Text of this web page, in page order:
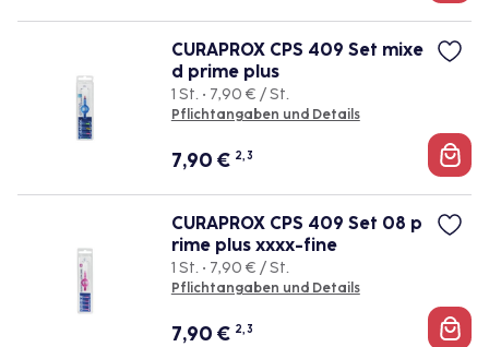
CURAPROX CPS 409 Set mixe
d prime plus
1 St. • 7,90 € / St.
Pflichtangaben und Details
7,90 € 2, 3
CURAPROX CPS 409 Set 08 p
rime plus xxxx-fine
1 St. • 7,90 € / St.
Pflichtangaben und Details
7,90 € 2, 3